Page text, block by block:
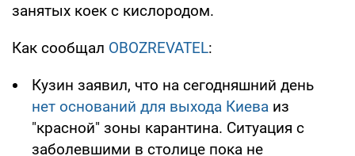
занятых коек с кислородом.
Как сообщал OBOZREVATEL:
Кузин заявил, что на сегодняшний день
нет оснований для выхода Киева из
"красной" зоны карантина. Ситуация с
заболевшими в столице пока не